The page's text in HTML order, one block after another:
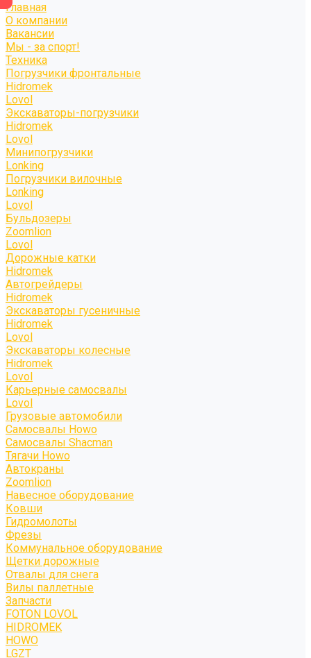
Главная
О компании
Вакансии
Мы - за спорт!
Техника
Погрузчики фронтальные
Hidromek
Lovol
Экскаваторы-погрузчики
Hidromek
Lovol
Минипогрузчики
Lonking
Погрузчики вилочные
Lonking
Lovol
Бульдозеры
Zoomlion
Lovol
Дорожные катки
Hidromek
Автогрейдеры
Hidromek
Экскаваторы гусеничные
Hidromek
Lovol
Экскаваторы колесные
Hidromek
Lovol
Карьерные самосвалы
Lovol
Грузовые автомобили
Самосвалы Howo
Самосвалы Shacman
Тягачи Howo
Автокраны
Zoomlion
Навесное оборудование
Ковши
Гидромолоты
Фрезы
Коммунальное оборудование
Щетки дорожные
Отвалы для снега
Вилы паллетные
Запчасти
FOTON LOVOL
HIDROMEK
HOWO
LGZT